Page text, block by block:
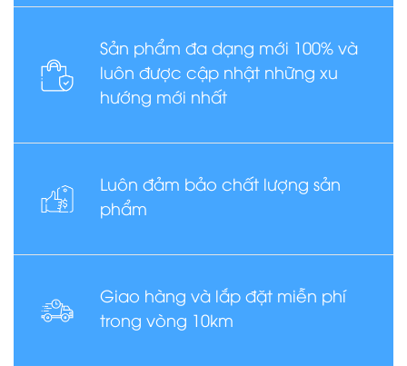
Sản phẩm đa dạng mới 100% và
luôn được cập nhật những xu
hướng mới nhất
Luôn đảm bảo chất lượng sản
phẩm
Giao hàng và lắp đặt miễn phí
trong vòng 10km